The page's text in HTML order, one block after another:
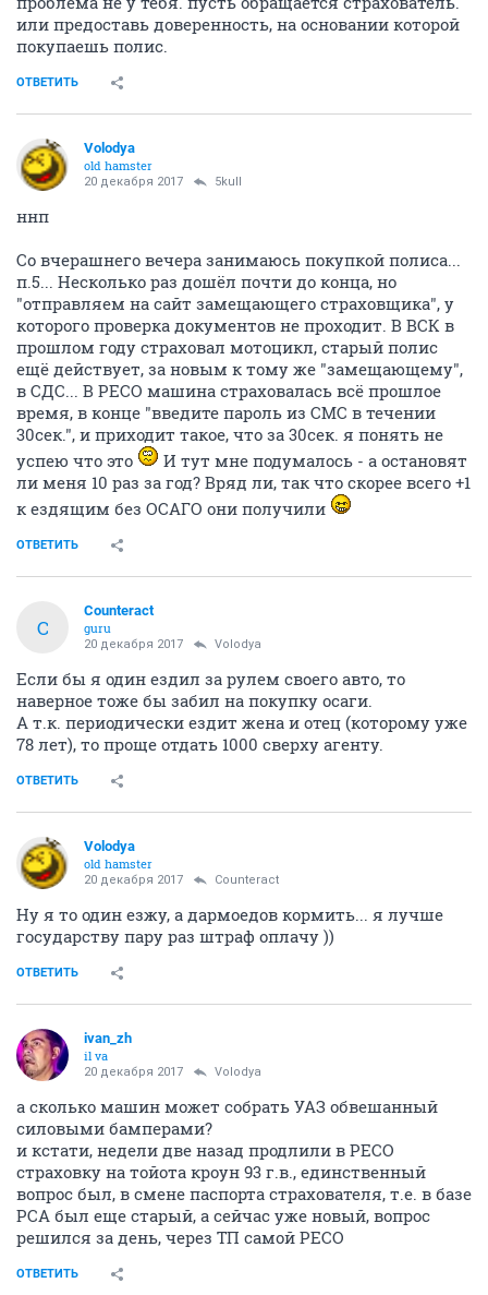
или предоставь доверенность, на основании которой
покупаешь полис.
ОТВЕТИТЬ
Volodya
old hamster
20 декабря 2017 5kull
ннп
Со вчерашнего вечера занимаюсь покупкой полиса...
п.5... Несколько раз дошёл почти до конца, но
"отправляем на сайт замещающего страховщика", у
которого проверка документов не проходит. В ВСК в
прошлом году страховал мотоцикл, старый полис
ещё действует, за новым к тому же "замещающему",
в СДС... В РЕСО машина страховалась всё прошлое
время, в конце "введите пароль из СМС в течении
30сек.", и приходит такое, что за 30сек. я понять не
успею что это
И тут мне подумалось - а остановят
ли меня 10 раз за год? Вряд ли, так что скорее всего +1
к ездящим без ОСАГО они получили
ОТВЕТИТЬ
C
Counteract
guru
20 декабря 2017 Volodya
Если бы я один ездил за рулем своего авто, то
наверное тоже бы забил на покупку осаги.
А т.к. периодически ездит жена и отец (которому уже
78 лет), то проще отдать 1000 сверху агенту.
ОТВЕТИТЬ
Volodya
old hamster
20 декабря 2017 Counteract
Ну я то один езжу, а дармоедов кормить... я лучше
государству пару раз штраф оплачу ))
ОТВЕТИТЬ
ivаn_zh
il va
20 декабря 2017 Volodya
а сколько машин может собрать УАЗ обвешанный
силовыми бамперами?
и кстати, недели две назад продлили в РЕСО
страховку на тойота кроун 93 г.в., единственный
вопрос был, в смене паспорта страхователя, т.е. в базе
РСА был еще старый, а сейчас уже новый, вопрос
решился за день, через ТП самой РЕСО
ОТВЕТИТЬ